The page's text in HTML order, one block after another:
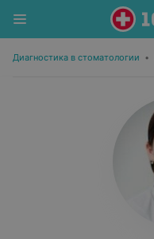
Диагностика в стоматологии •